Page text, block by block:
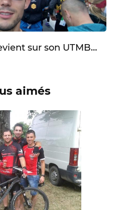
sur son UTMB…
aimés